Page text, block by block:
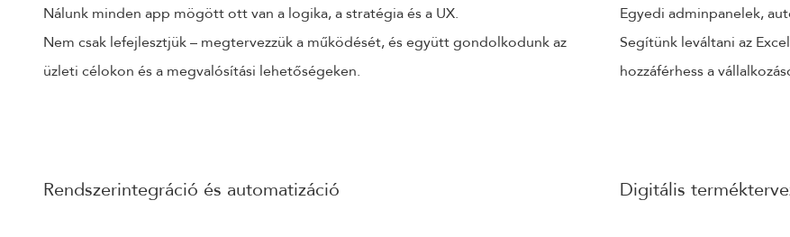
Nálunk minden app mögött ott van a logika, a stratégia és a UX.
Nem csak lefejlesztjük – megtervezzük a működését, és együtt gondolkodunk az
üzleti célokon és a megvalósítási lehetőségeken.
Rendszerintegráció és automatizáció
Egyedi adminpanelek,
Segítünk leváltani az
hozzáférhess a
Digitális